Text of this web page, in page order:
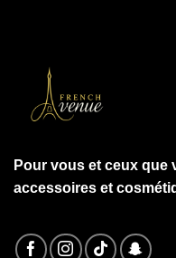
Pour vous et ceux que
accessoires et